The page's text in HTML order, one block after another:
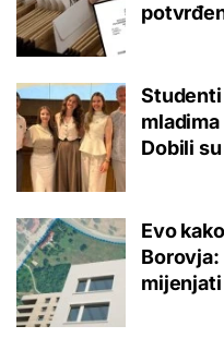
Dobili
Evo
Borovja: